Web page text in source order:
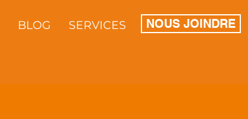
BLOG SERVICES NOUS JOINDRE